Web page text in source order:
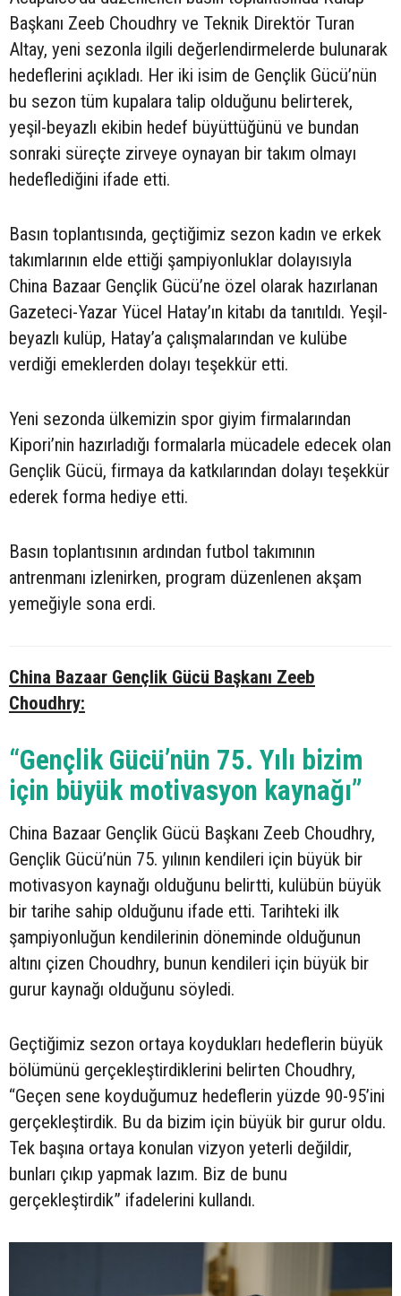
Başkanı Zeeb Choudhry ve Teknik Direktör Turan
Altay, yeni sezonla ilgili değerlendirmelerde bulunarak
hedeflerini açıkladı. Her iki isim de Gençlik Gücü’nün
bu sezon tüm kupalara talip olduğunu belirterek,
yeşil-beyazlı ekibin hedef büyüttüğünü ve bundan
sonraki süreçte zirveye oynayan bir takım olmayı
hedeflediğini ifade etti.
Basın toplantısında, geçtiğimiz sezon kadın ve erkek
takımlarının elde ettiği şampiyonluklar dolayısıyla
China Bazaar Gençlik Gücü’ne özel olarak hazırlanan
Gazeteci-Yazar Yücel Hatay’ın kitabı da tanıtıldı. Yeşil-
beyazlı kulüp, Hatay’a çalışmalarından ve kulübe
verdiği emeklerden dolayı teşekkür etti.
Yeni sezonda ülkemizin spor giyim firmalarından
Kipori’nin hazırladığı formalarla mücadele edecek olan
Gençlik Gücü, firmaya da katkılarından dolayı teşekkür
ederek forma hediye etti.
Basın toplantısının ardından futbol takımının
antrenmanı izlenirken, program düzenlenen akşam
yemeğiyle sona erdi.
China Bazaar Gençlik Gücü Başkanı Zeeb
Choudhry:
“Gençlik Gücü’nün 75. Yılı bizim
için büyük motivasyon kaynağı”
China Bazaar Gençlik Gücü Başkanı Zeeb Choudhry,
Gençlik Gücü’nün 75. yılının kendileri için büyük bir
motivasyon kaynağı olduğunu belirtti, kulübün büyük
bir tarihe sahip olduğunu ifade etti. Tarihteki ilk
şampiyonluğun kendilerinin döneminde olduğunun
altını çizen Choudhry, bunun kendileri için büyük bir
gurur kaynağı olduğunu söyledi.
Geçtiğimiz sezon ortaya koydukları hedeflerin büyük
bölümünü gerçekleştirdiklerini belirten Choudhry,
“Geçen sene koyduğumuz hedeflerin yüzde 90-95’ini
gerçekleştirdik. Bu da bizim için büyük bir gurur oldu.
Tek başına ortaya konulan vizyon yeterli değildir,
bunları çıkıp yapmak lazım. Biz de bunu
gerçekleştirdik” ifadelerini kullandı.